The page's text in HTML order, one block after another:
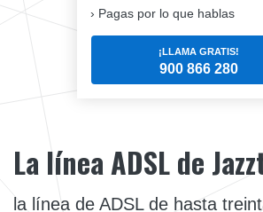
Pagas por lo que hablas
¡LLAMA GRATIS!
900 866 280
La línea ADSL de
la línea de ADSL de hasta